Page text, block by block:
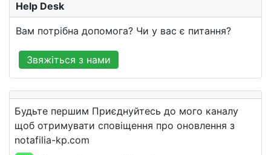
Help Desk
Вам потрібна допомога? Чи у вас є питання?
Звяжіться з нами
Будьте першим Приєднуйтесь до мого каналу
щоб отримувати сповіщення про оновлення з
notafilia-kp.com